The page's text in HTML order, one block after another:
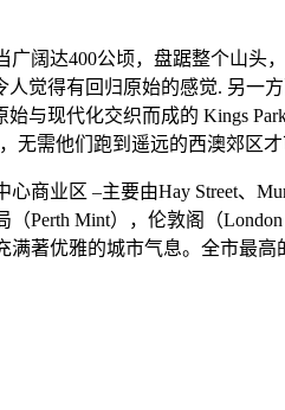
广阔达400公顷，盘踞整个山
觉得有回归原始的感觉. 另一
与现代化交织而成的 Kings
无需他们跑到遥远的西澳郊区
业区 –主要由Hay Street、
Perth Mint），伦敦阁（
著优雅的城市气息。全市最高